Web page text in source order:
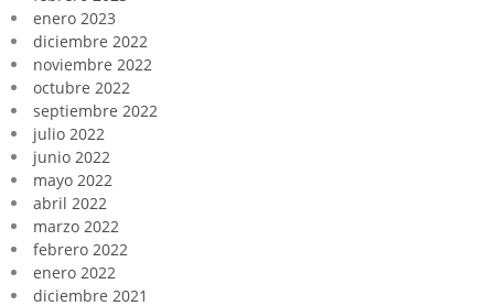
enero 2023
diciembre 2022
noviembre 2022
octubre 2022
septiembre 2022
julio 2022
junio 2022
mayo 2022
abril 2022
marzo 2022
febrero 2022
enero 2022
diciembre 2021